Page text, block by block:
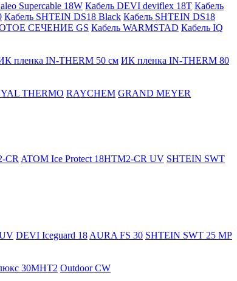
Supercable 18W Кабель DEVI deviflex 18T Кабель
Кабель SHTEIN DS18 Black Кабель SHTEIN DS18
СЕЧЕНИЕ GS Кабель WARMSTAD Кабель IQ
пленка IN-THERM 50 см ИК пленка IN-THERM 80
THERMO RAYCHEM GRAND MEYER
CR ATOM Ice Protect 18HTM2-CR UV SHTEIN SWT
DEVI Iceguard 18 AURA FS 30 SHTEIN SWT 25 MP
30МНТ2 Outdoor CW